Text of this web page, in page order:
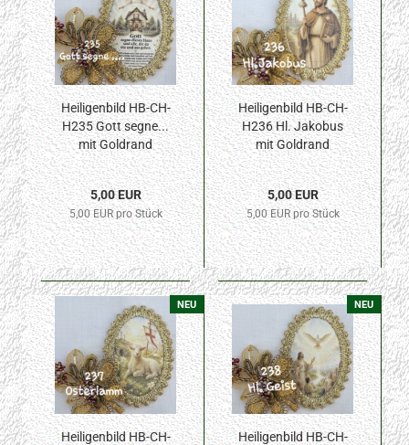
Heiligenbild HB-CH-
H235 Gott segne...
mit Goldrand
32x46mm
5,00 EUR
5,00 EUR pro Stück
Heiligenbild HB-CH-
H236 Hl. Jakobus
mit Goldrand
32x46mm
5,00 EUR
5,00 EUR pro Stück
NEU
Heiligenbild HB-CH-
NEU
Heiligenbild HB-CH-